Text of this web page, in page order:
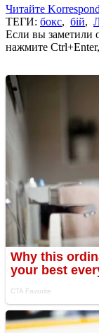
Читайте
ТЕГИ: бокс, бій,
Если вы заметили
нажмите